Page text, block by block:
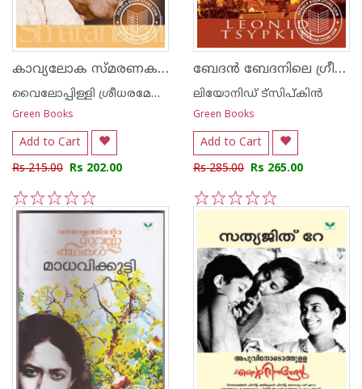
കാവ്യലോക സ്മരണകള്‍
വൈലോപ്പിള്ളി ശ്രീധരമേനോ‌ന്‍
Green Books
Add to Cart
Rs 215.00 Rs 202.00
5
4
3
2
1
ബേദ‌ന്‍ ബേദനിലെ ഗ്രീഷ്മകാലത്ത്
ലിയോനിഡ് ട്സിപ്കിന്‍
Green Books
Add to Cart
Rs 285.00 Rs 265.00
5
4
3
2
1